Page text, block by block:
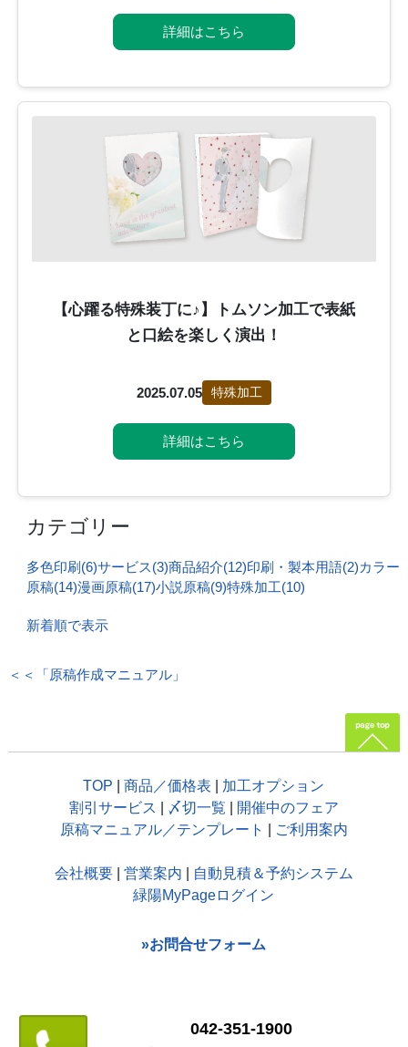
詳細はこちら
【心躍る特殊装丁に♪】トムソン加工で表紙
と口絵を楽しく演出！
2025.07.05 特殊加工
詳細はこちら
カテゴリー
多色印刷(6)サービス(3)商品紹介(12)印刷・製本用語(2)カラー
原稿(14)漫画原稿(17)小説原稿(9)特殊加工(10)
新着順で表示
＜＜「原稿作成マニュアル」
TOP 商品／価格表
加工オプション
割引サービス
〆切一覧
開催中のフェア
原稿マニュアル／テンプレート
ご利用案内
会社概要| 営業案内
自動見積＆予約システム
緑陽MyPageログイン
»お問合せフォーム
042-351-1900